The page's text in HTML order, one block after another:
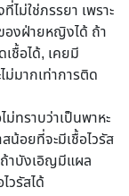
ม่ใช่ภรรยา เพราะ
องฝ่ายหญิงได้ ถ้า
ชื้อได้, เคยมี
ม่มากเท่าการติด
ทราบว่าเป็นพาหะ
น้อยที่จะมีเชื้อไวรัส
ถ้าบังเอิญมีแผล
วรัสได้